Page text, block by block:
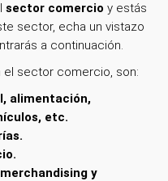
sector comercio y estás
sector, echa un vistazo
a continuación.
el sector comercio, son:
alimentación,
etc.
y